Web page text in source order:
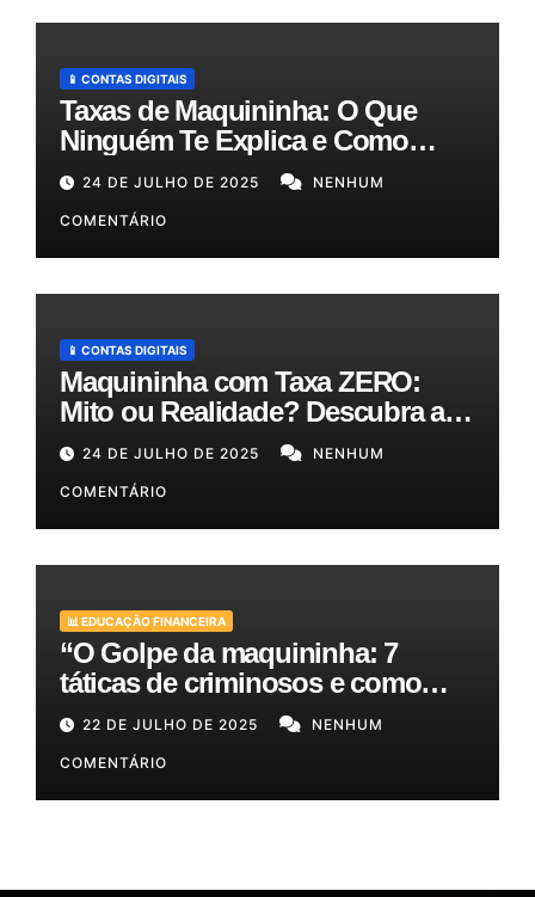
📱 CONTAS DIGITAIS
Taxas de Maquininha: O Que
Ninguém Te Explica e Como
Reduzir Seus Custos em Até
50%!
24 DE JULHO DE 2025 NENHUM
COMENTÁRIO
📱 CONTAS DIGITAIS
Maquininha com Taxa ZERO:
Mito ou Realidade? Descubra as
Melhores Opções para o Seu
Bolso!
24 DE JULHO DE 2025 NENHUM
COMENTÁRIO
📊 EDUCAÇÃO FINANCEIRA
“O Golpe da maquininha: 7
táticas de criminosos e como
proteger seu dinheiro e seus
clientes!”
22 DE JULHO DE 2025 NENHUM
COMENTÁRIO